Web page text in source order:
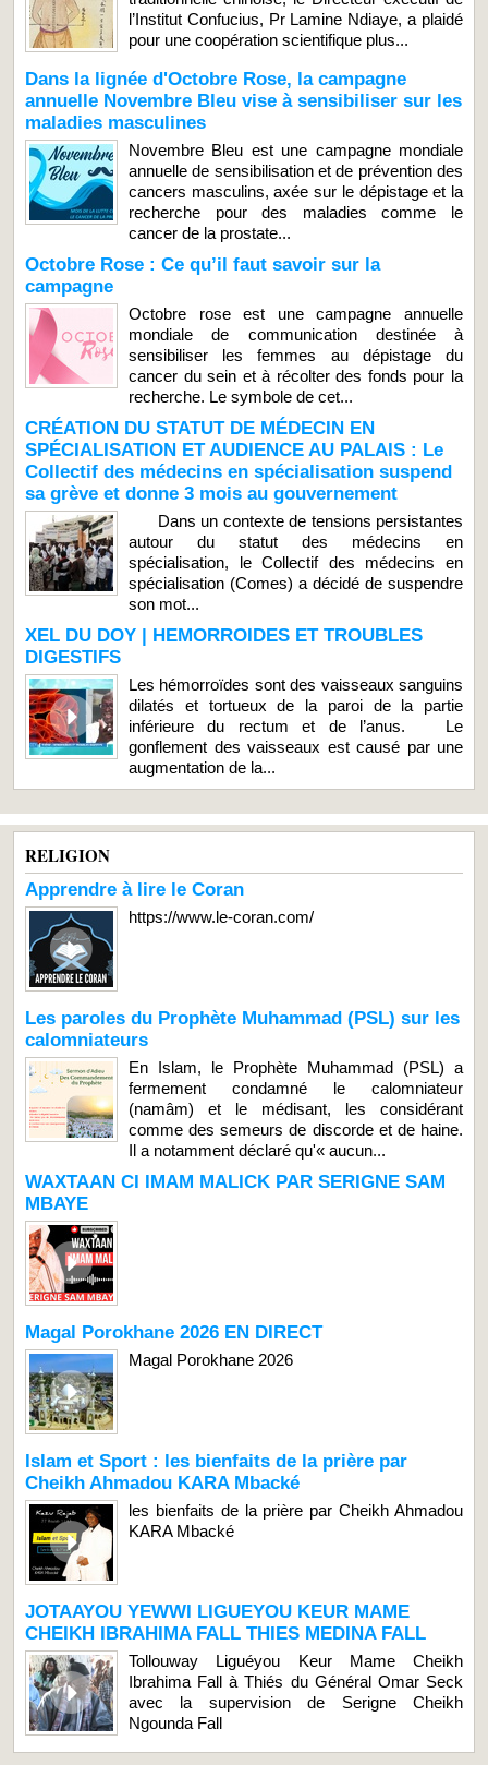
l’Institut Confucius, Pr Lamine Ndiaye, a plaidé
pour une coopération scientifique plus...
Dans la lignée d'Octobre Rose, la campagne
annuelle Novembre Bleu vise à sensibiliser sur les
maladies masculines
Novembre Bleu est une campagne mondiale
annuelle de sensibilisation et de prévention des
cancers masculins, axée sur le dépistage et la
recherche pour des maladies comme le
cancer de la prostate...
Octobre Rose : Ce qu’il faut savoir sur la
campagne
Octobre rose est une campagne annuelle
mondiale de communication destinée à
sensibiliser les femmes au dépistage du
cancer du sein et à récolter des fonds pour la
recherche. Le symbole de cet...
CRÉATION DU STATUT DE MÉDECIN EN
SPÉCIALISATION ET AUDIENCE AU PALAIS : Le
Collectif des médecins en spécialisation suspend
sa grève et donne 3 mois au gouvernement
Dans un contexte de tensions persistantes
autour du statut des médecins en
spécialisation, le Collectif des médecins en
spécialisation (Comes) a décidé de suspendre
son mot...
XEL DU DOY | HEMORROIDES ET TROUBLES
DIGESTIFS
Les hémorroïdes sont des vaisseaux sanguins
dilatés et tortueux de la paroi de la partie
inférieure du rectum et de l’anus. Le
gonflement des vaisseaux est causé par une
augmentation de la...
RELIGION
Apprendre à lire le Coran
https://www.le-coran.com/
Les paroles du Prophète Muhammad (PSL) sur les
calomniateurs
En Islam, le Prophète Muhammad (PSL) a
fermement condamné le calomniateur
(namâm) et le médisant, les considérant
comme des semeurs de discorde et de haine.
Il a notamment déclaré qu'« aucun...
WAXTAAN CI IMAM MALICK PAR SERIGNE SAM
MBAYE
Magal Porokhane 2026 EN DIRECT
Magal Porokhane 2026
Islam et Sport : les bienfaits de la prière par
Cheikh Ahmadou KARA Mbacké
les bienfaits de la prière par Cheikh Ahmadou
KARA Mbacké
JOTAAYOU YEWWI LIGUEYOU KEUR MAME
CHEIKH IBRAHIMA FALL THIES MEDINA FALL
Tollouway Liguéyou Keur Mame Cheikh
Ibrahima Fall à Thiés du Général Omar Seck
avec la supervision de Serigne Cheikh
Ngounda Fall